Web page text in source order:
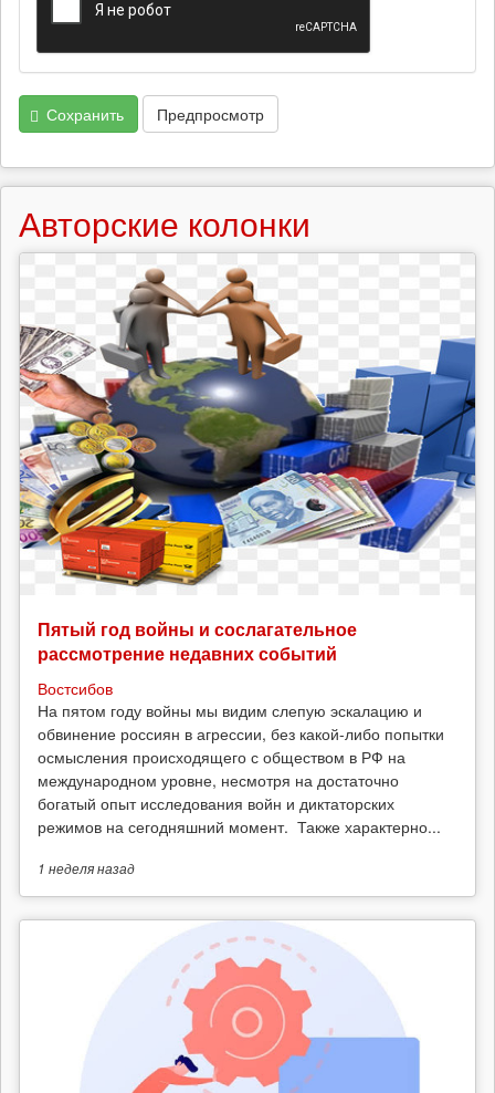
Сохранить Предпросмотр
Авторские колонки
Пятый год войны и сослагательное
рассмотрение недавних событий
Востсибов
На пятом году войны мы видим слепую эскалацию и
обвинение россиян в агрессии, без какой-либо попытки
осмысления происходящего с обществом в РФ на
международном уровне, несмотря на достаточно
богатый опыт исследования войн и диктаторских
режимов на сегодняшний момент. Также характерно...
1 неделяназад